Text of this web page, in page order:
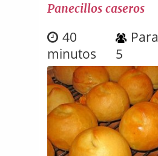
Panecillos caseros
40
minutos
Para
5